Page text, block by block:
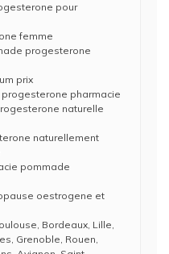
pour
femme
progesterone
prix
pharmacie
naturelle
naturellement
pommade
oestrogene et
Bordeaux, Lille,
Grenoble, Rouen,